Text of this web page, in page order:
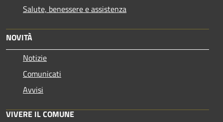
Salute, benessere e assistenza
NOVITÀ
Notizie
Comunicati
Avvisi
VIVERE IL COMUNE